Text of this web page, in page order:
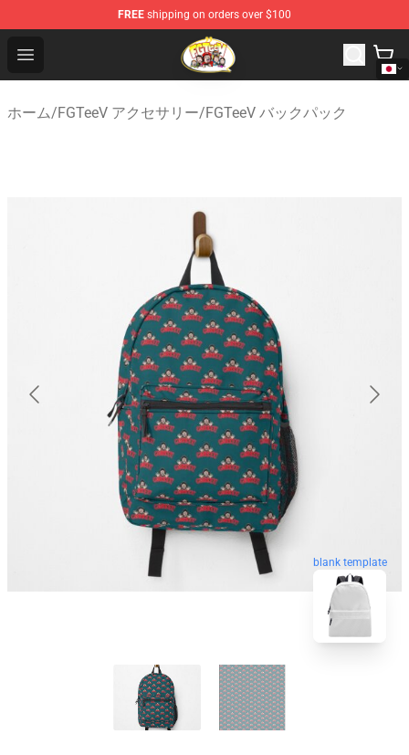
FREE shipping on orders over $100
Open menu
FGTeeV Store - Official FGTeeV Merchandise Shop
ホーム/FGTeeV アクセサリー/FGTeeV バックパック
blank template